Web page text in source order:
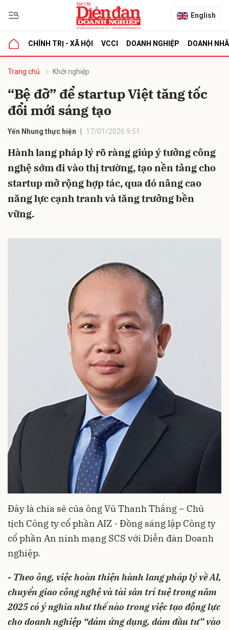
English
CHÍNH TRỊ - XÃ HỘI VCCI DOANH NGHIỆP DOANH
Trang chủ Khởi nghiệp
“Bệ đỡ” để startup Việt tăng tốc
đổi mới sáng tạo
Yến Nhung thực hiện 17/01/2026 9:51
Hành lang pháp lý rõ ràng giúp ý tưởng công
nghệ sớm đi vào thị trường, tạo nền tảng cho
startup mở rộng hợp tác, qua đó nâng cao
năng lực cạnh tranh và tăng trưởng bền
vững.
Đây là chia sẻ của ông Vũ Thanh Thắng – Chủ
tịch Công ty cổ phần AIZ - Đồng sáng lập Công ty
cổ phần An ninh mạng SCS với Diễn đàn Doanh
nghiệp.
- Theo ông, việc hoàn thiện hành lang pháp lý về AI,
chuyển giao công nghệ và tài sản trí tuệ trong năm
2025 có ý nghĩa như thế nào trong việc tạo động lực
cho doanh nghiệp “dám ứng dụng, dám đầu tư” vào
luận
Hủy